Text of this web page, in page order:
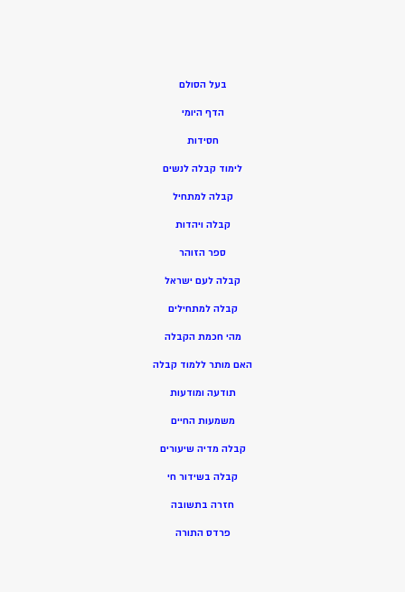
בעל הסולם
הדף היומי
חסידות
לימוד קבלה לנשים
קבלה למתחיל
קבלה ויהדות
ספר הזוהר
קבלה לעם ישראל
קבלה למתחילים
מהי חכמת הקבלה
האם מותר ללמוד קבלה
תודעה ומודעות
משמעות החיים
קבלה מדיה שיעורים
קבלה בשידור חי
חזרה בתשובה
פרדס התורה